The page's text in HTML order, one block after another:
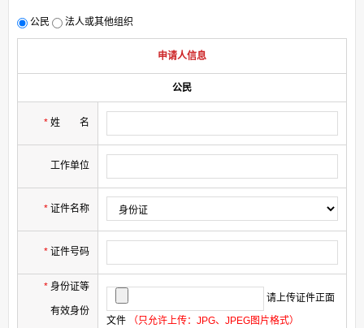
公民 法人或其他组织
申请人信息
公民
* 姓 名
工作单位
* 证件名称
* 证件号码
* 身份证等
有效身份
请上传证件正面
文件
（只允许上传：JPG、JPEG图片格式）